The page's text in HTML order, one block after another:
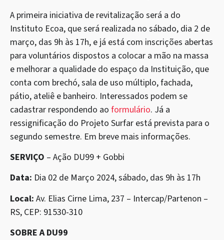
A primeira iniciativa de revitalização será a do
Instituto Ecoa, que será realizada no sábado, dia 2 de
março, das 9h às 17h, e já está com inscrições abertas
para voluntários dispostos a colocar a mão na massa
e melhorar a qualidade do espaço da Instituição, que
conta com brechó, sala de uso múltiplo, fachada,
pátio, ateliê e banheiro. Interessados podem se
cadastrar respondendo ao formulário. Já a
ressignificação do Projeto Surfar está prevista para o
segundo semestre. Em breve mais informações.
SERVIÇO – Ação DU99 + Gobbi
Data: Dia 02 de Março 2024, sábado, das 9h às 17h
Local: Av. Elias Cirne Lima, 237 – Intercap/Partenon –
RS, CEP: 91530-310
SOBRE A DU99